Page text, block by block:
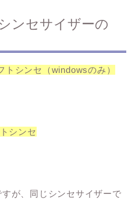
ンセサイザーの
シンセ（windowsのみ）
シンセ
が、同じシンセサイザーで